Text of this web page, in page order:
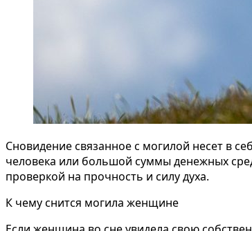
Сновидение связанное с могилой несет в
человека или большой суммы денежных
проверкой на прочность и силу духа.
К чему снится могила женщине